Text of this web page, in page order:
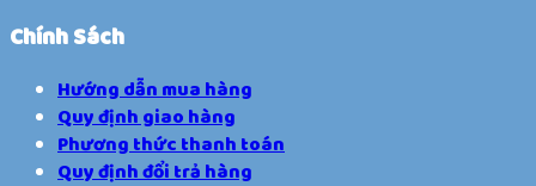
Chính Sách
Hướng dẫn mua hàng
Quy định giao hàng
Phương thức thanh toán
Quy định đổi trả hàng